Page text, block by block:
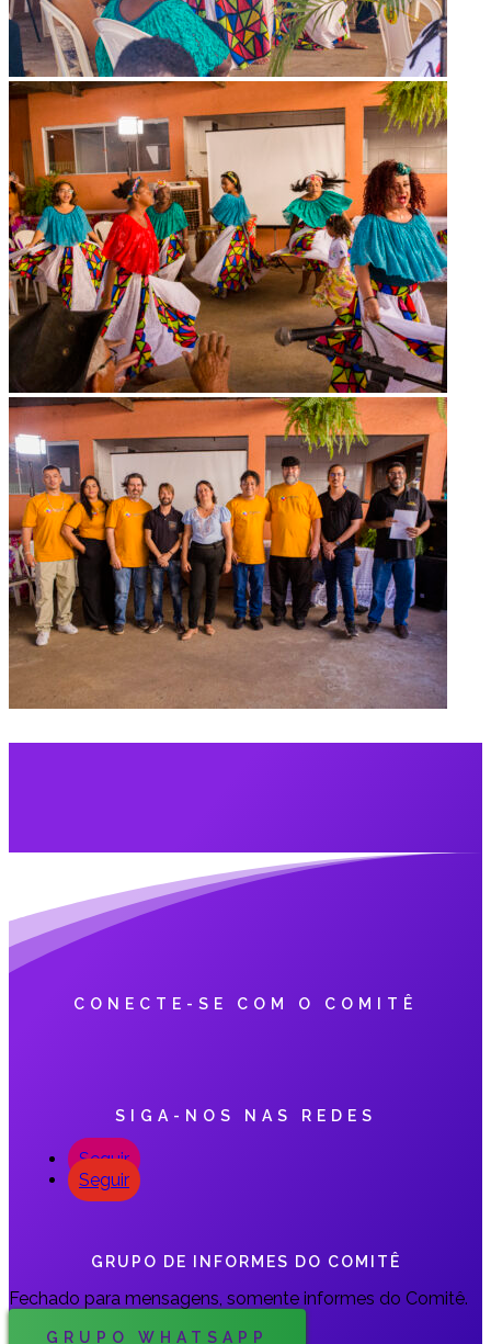
CONECTE-SE COM O COMITÊ
SIGA-NOS NAS REDES
Seguir
Seguir
GRUPO DE INFORMES DO COMITÊ
Fechado para mensagens, somente informes do Comitê.
GRUPO WHATSAPP